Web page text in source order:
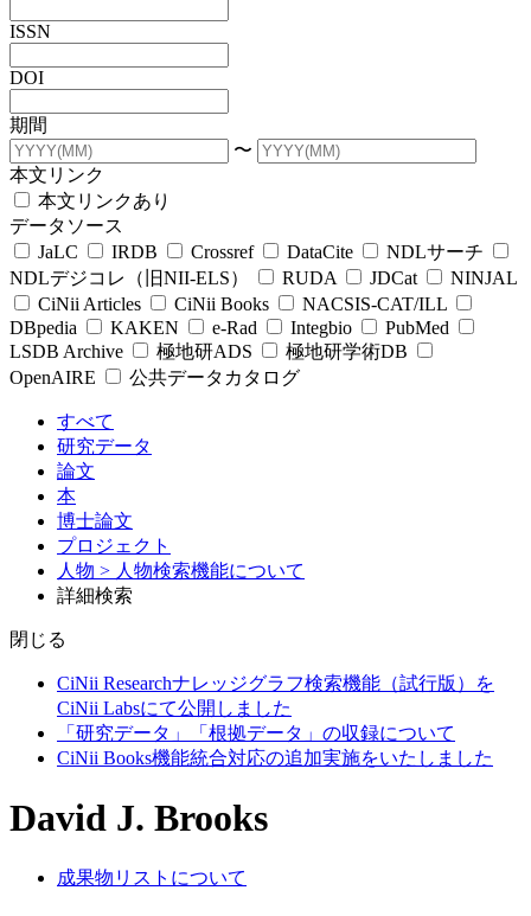
ISSN
DOI
期間
〜
本文リンク
本文リンクあり
データソース
JaLC
IRDB Crossref DataCite
NDLサーチ
NDLデジコレ（旧NII-ELS）
RUDA JDCat
NINJAL
CiNii Articles
CiNii Books
NACSIS-CAT/ILL
DBpedia
KAKEN e-Rad Integbio
PubMed
LSDB Archive
極地研ADS
極地研学術DB
OpenAIRE
公共データカタログ
すべて
研究データ
論文
本
博士論文
プロジェクト
人物 > 人物検索機能について
詳細検索
閉じる
CiNii Researchナレッジグラフ検索機能（試行版）を
CiNii Labsにて公開しました
「研究データ」「根拠データ」の収録について
CiNii Books機能統合対応の追加実施をいたしました
David J. Brooks
成果物リストについて